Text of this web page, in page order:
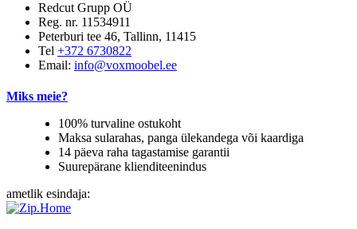
Redcut Grupp OÜ
Reg. nr. 11534911
Peterburi tee 46, Tallinn, 11415
Tel +372 6730822
Email: info@voxmoobel.ee
Miks meie?
100% turvaline ostukoht
Maksa sularahas, panga ülekandega või kaardiga
14 päeva raha tagastamise garantii
Suurepärane klienditeenindus
ametlik esindaja: